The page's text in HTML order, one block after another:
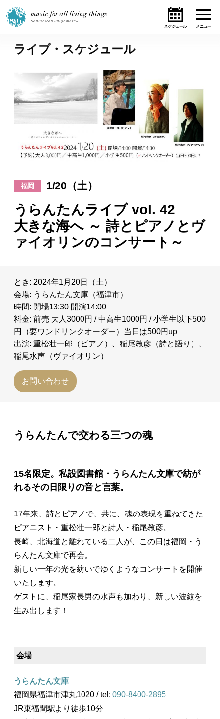
ホーム
ニュース
ライブ・スケジュール
オンライン・ショップ
ギャラリー
日々のレポート
プロフィール
演奏依頼
お問い合わせ
ライブ・スケジュール
福岡 1/20（土）
うらんたんライブ vol. 42
大きな海へ ～ 詩とピアノとヴ
ァイオリンのコンサート～
とき: 2024年1月20日（土）
会場: うらんたん文庫（福津市）
時間: 開場13:30 開演14:00
料金: 前売 大人3000円 / 中高生1000円 / 小学生以下500
円（要ワンドリンクオーダー）当日は500円up
出演: 重松壮一郎（ピアノ）、稲尾教彦（詩と語り）、
稲尾水声（ヴァイオリン）
お問い合わせ
うらんたんで交わる三つの魂
15名限定。私設図書館・うらんたん文庫で紡が
れるその日限りの音と言葉。
17年来、詩とピアノで、共に、魂の表現を重ねてきた
ピアニスト・重松壮一郎と詩人・稲尾教彦。
長崎、北海道と離れている二人が、この日は福岡・う
らんたん文庫で再会。
新しい一年の光を紡いでゆくようなコンサートを開催
いたします。
ゲストに、稲尾家長男の水声も加わり、新しい波紋を
生み出します！
会場
うらんたん文庫
福岡県福津市津丸1020 / tel: 090-8400-2895
JR東福間駅より徒歩10分